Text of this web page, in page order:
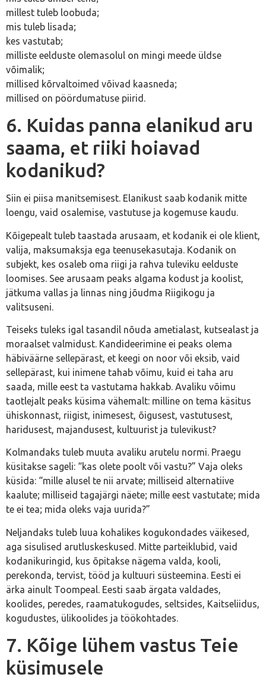
millest tuleb loobuda;
mis tuleb lisada;
kes vastutab;
milliste eelduste olemasolul on mingi meede üldse
võimalik;
millised kõrvaltoimed võivad kaasneda;
millised on pöördumatuse piirid.
6. Kuidas panna elanikud aru
saama, et riiki hoiavad
kodanikud?
Siin ei piisa manitsemisest. Elanikust saab kodanik mitte
loengu, vaid osalemise, vastutuse ja kogemuse kaudu.
Kõigepealt tuleb taastada arusaam, et kodanik ei ole klient,
valija, maksumaksja ega teenusekasutaja. Kodanik on
subjekt, kes osaleb oma riigi ja rahva tuleviku eelduste
loomises. See arusaam peaks algama kodust ja koolist,
jätkuma vallas ja linnas ning jõudma Riigikogu ja
valitsuseni.
Teiseks tuleks igal tasandil nõuda ametialast, kutsealast ja
moraalset valmidust. Kandideerimine ei peaks olema
häbiväärne sellepärast, et keegi on noor või eksib, vaid
sellepärast, kui inimene tahab võimu, kuid ei taha aru
saada, mille eest ta vastutama hakkab. Avaliku võimu
taotlejalt peaks küsima vähemalt: milline on tema käsitus
ühiskonnast, riigist, inimesest, õigusest, vastutusest,
haridusest, majandusest, kultuurist ja tulevikust?
Kolmandaks tuleb muuta avaliku arutelu normi. Praegu
küsitakse sageli: “kas olete poolt või vastu?” Vaja oleks
küsida: “mille alusel te nii arvate; milliseid alternatiive
kaalute; milliseid tagajärgi näete; mille eest vastutate; mida
te ei tea; mida oleks vaja uurida?”
Neljandaks tuleb luua kohalikes kogukondades väikesed,
aga sisulised arutluskeskused. Mitte parteiklubid, vaid
kodanikuringid, kus õpitakse nägema valda, kooli,
perekonda, tervist, tööd ja kultuuri süsteemina. Eesti ei
ärka ainult Toompeal. Eesti saab ärgata valdades,
koolides, peredes, raamatukogudes, seltsides, Kaitseliidus,
kogudustes, ülikoolides ja töökohtades.
7. Kõige lühem vastus Teie
küsimusele